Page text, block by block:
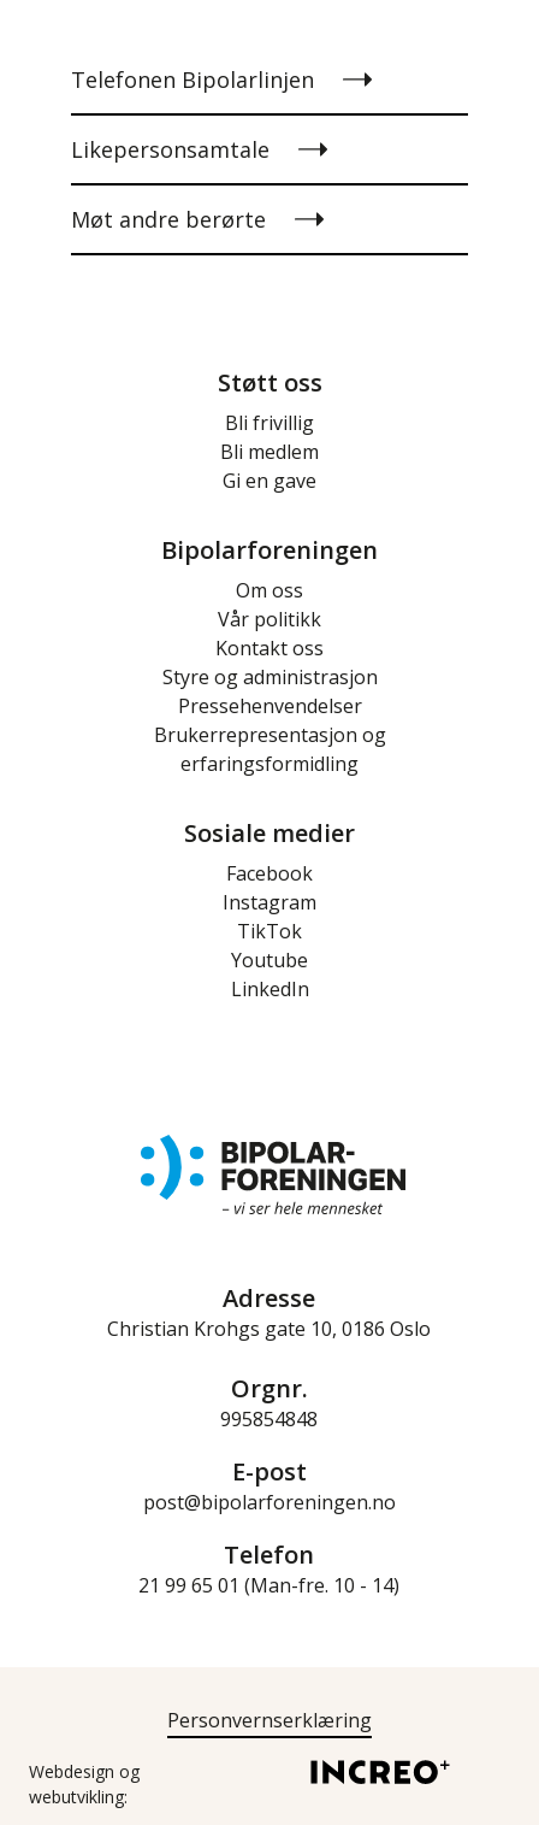
Telefonen Bipolarlinjen
Likepersonsamtale
Møt andre berørte
Støtt oss
Bli frivillig
Bli medlem
Gi en gave
Bipolarforeningen
Om oss
Vår politikk
Kontakt oss
Styre og administrasjon
Pressehenvendelser
Brukerrepresentasjon og
erfaringsformidling
Sosiale medier
Facebook
Instagram
TikTok
Youtube
LinkedIn
Adresse
Christian Krohgs gate 10, 0186 Oslo
Orgnr.
995854848
E-post
post@bipolarforeningen.no
Telefon
21 99 65 01 (Man-fre. 10 - 14)
Webdesign og
webutvikling:
Personvernserklæring